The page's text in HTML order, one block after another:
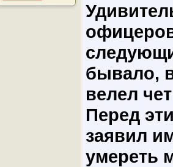
бывало,
велел
Перед
заявил
умереть